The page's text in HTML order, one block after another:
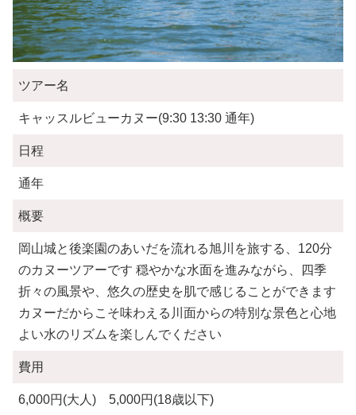
ツアー名
キャッスルビューカヌー(9:30 13:30 通年)
日程
通年
概要
岡山城と後楽園のあいだを流れる旭川を旅する、120分
のカヌーツアーです 穏やかな水面を進みながら、四季
折々の風景や、悠久の歴史を肌で感じることができます
カヌーだからこそ味わえる川面からの特別な景色と心地
よい水のリズムを楽しんでください
費用
6,000円(大人) 5,000円(18歳以下)